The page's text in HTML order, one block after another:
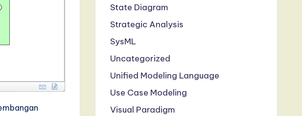
State Diagram
Strategic Analysis
SysML
Uncategorized
Unified Modeling Language
Use Case Modeling
Visual Paradigm